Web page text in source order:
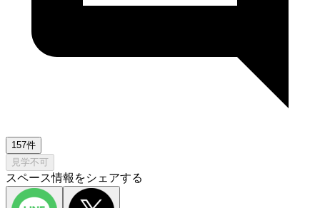
157件
見学不可
スペース情報をシェアする